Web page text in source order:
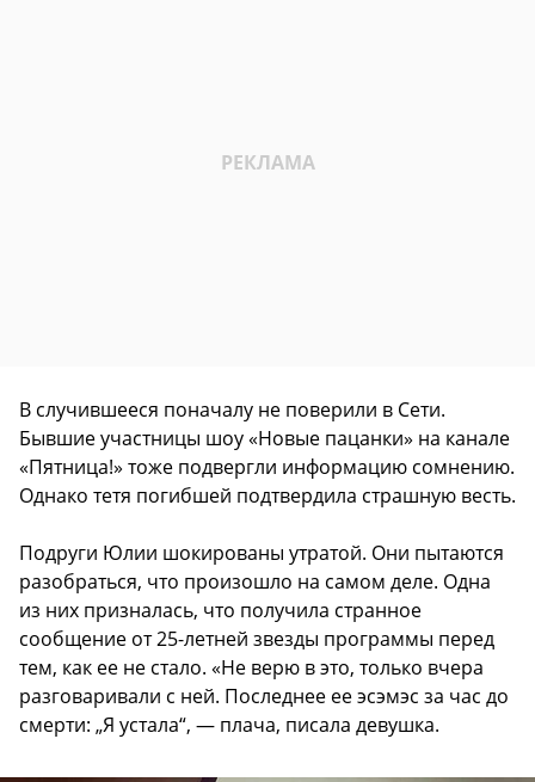
В случившееся поначалу не поверили в Сети.
Бывшие участницы шоу «Новые пацанки» на канале
«Пятница!» тоже подвергли информацию сомнению.
Однако тетя погибшей подтвердила страшную весть.
Подруги Юлии шокированы утратой. Они пытаются
разобраться, что произошло на самом деле. Одна
из них призналась, что получила странное
сообщение от 25-летней звезды программы перед
тем, как ее не стало. «Не верю в это, только вчера
разговаривали с ней. Последнее ее эсэмэс за час до
смерти: „Я устала“, — плача, писала девушка.